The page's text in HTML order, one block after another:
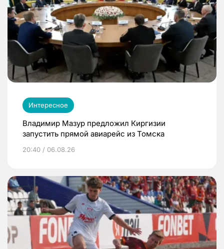
Интересное
Владимир Мазур предложил Киргизии
запустить прямой авиарейс из Томска
20:40 / 06.08.26